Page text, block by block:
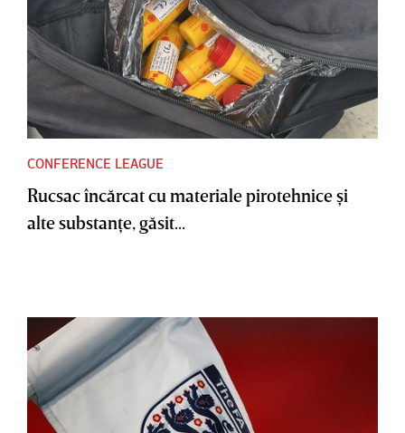
CONFERENCE LEAGUE
Rucsac încărcat cu materiale pirotehnice şi
alte substanţe, găsit...